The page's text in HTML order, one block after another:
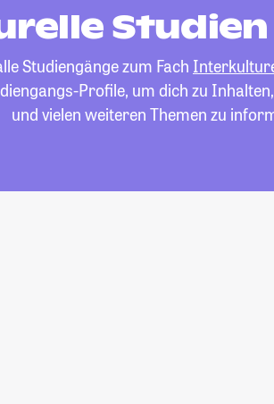
Studien
Studiengänge zum Fach
Profile, um dich zu
und vielen weiteren Themen zu